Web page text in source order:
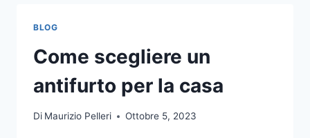
A
UNA
TIPOGRAFIA
ECCO
BLOG
Come scegliere un
antifurto per la casa
Di Maurizio Pelleri Ottobre 5, 2023